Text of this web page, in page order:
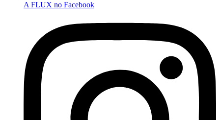
A FLUX no Facebook